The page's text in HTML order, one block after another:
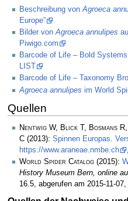
Beschreibung von Agroeca
Europe”
Bilder vonAgroeca annulipes
Piwigo.com
Barcode of Life – Bold
LIST
Barcode of Life – Taxonomy
Agroeca annulipes im World
Quellen
Nentwig W, Blick T, Bosmans
C (2013): Spinnen Europas.
https://www.araneae.nmbe.ch
World Spider Catalog (2015):
History Museum Bern, online
16.5, abgerufen am 2015-11-07,